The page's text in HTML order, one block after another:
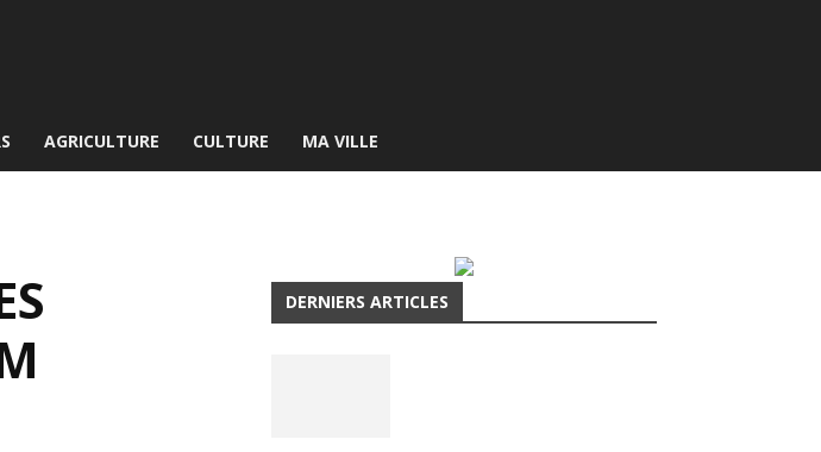
AGRICULTURE CULTURE MA VILLE
DERNIERS ARTICLES